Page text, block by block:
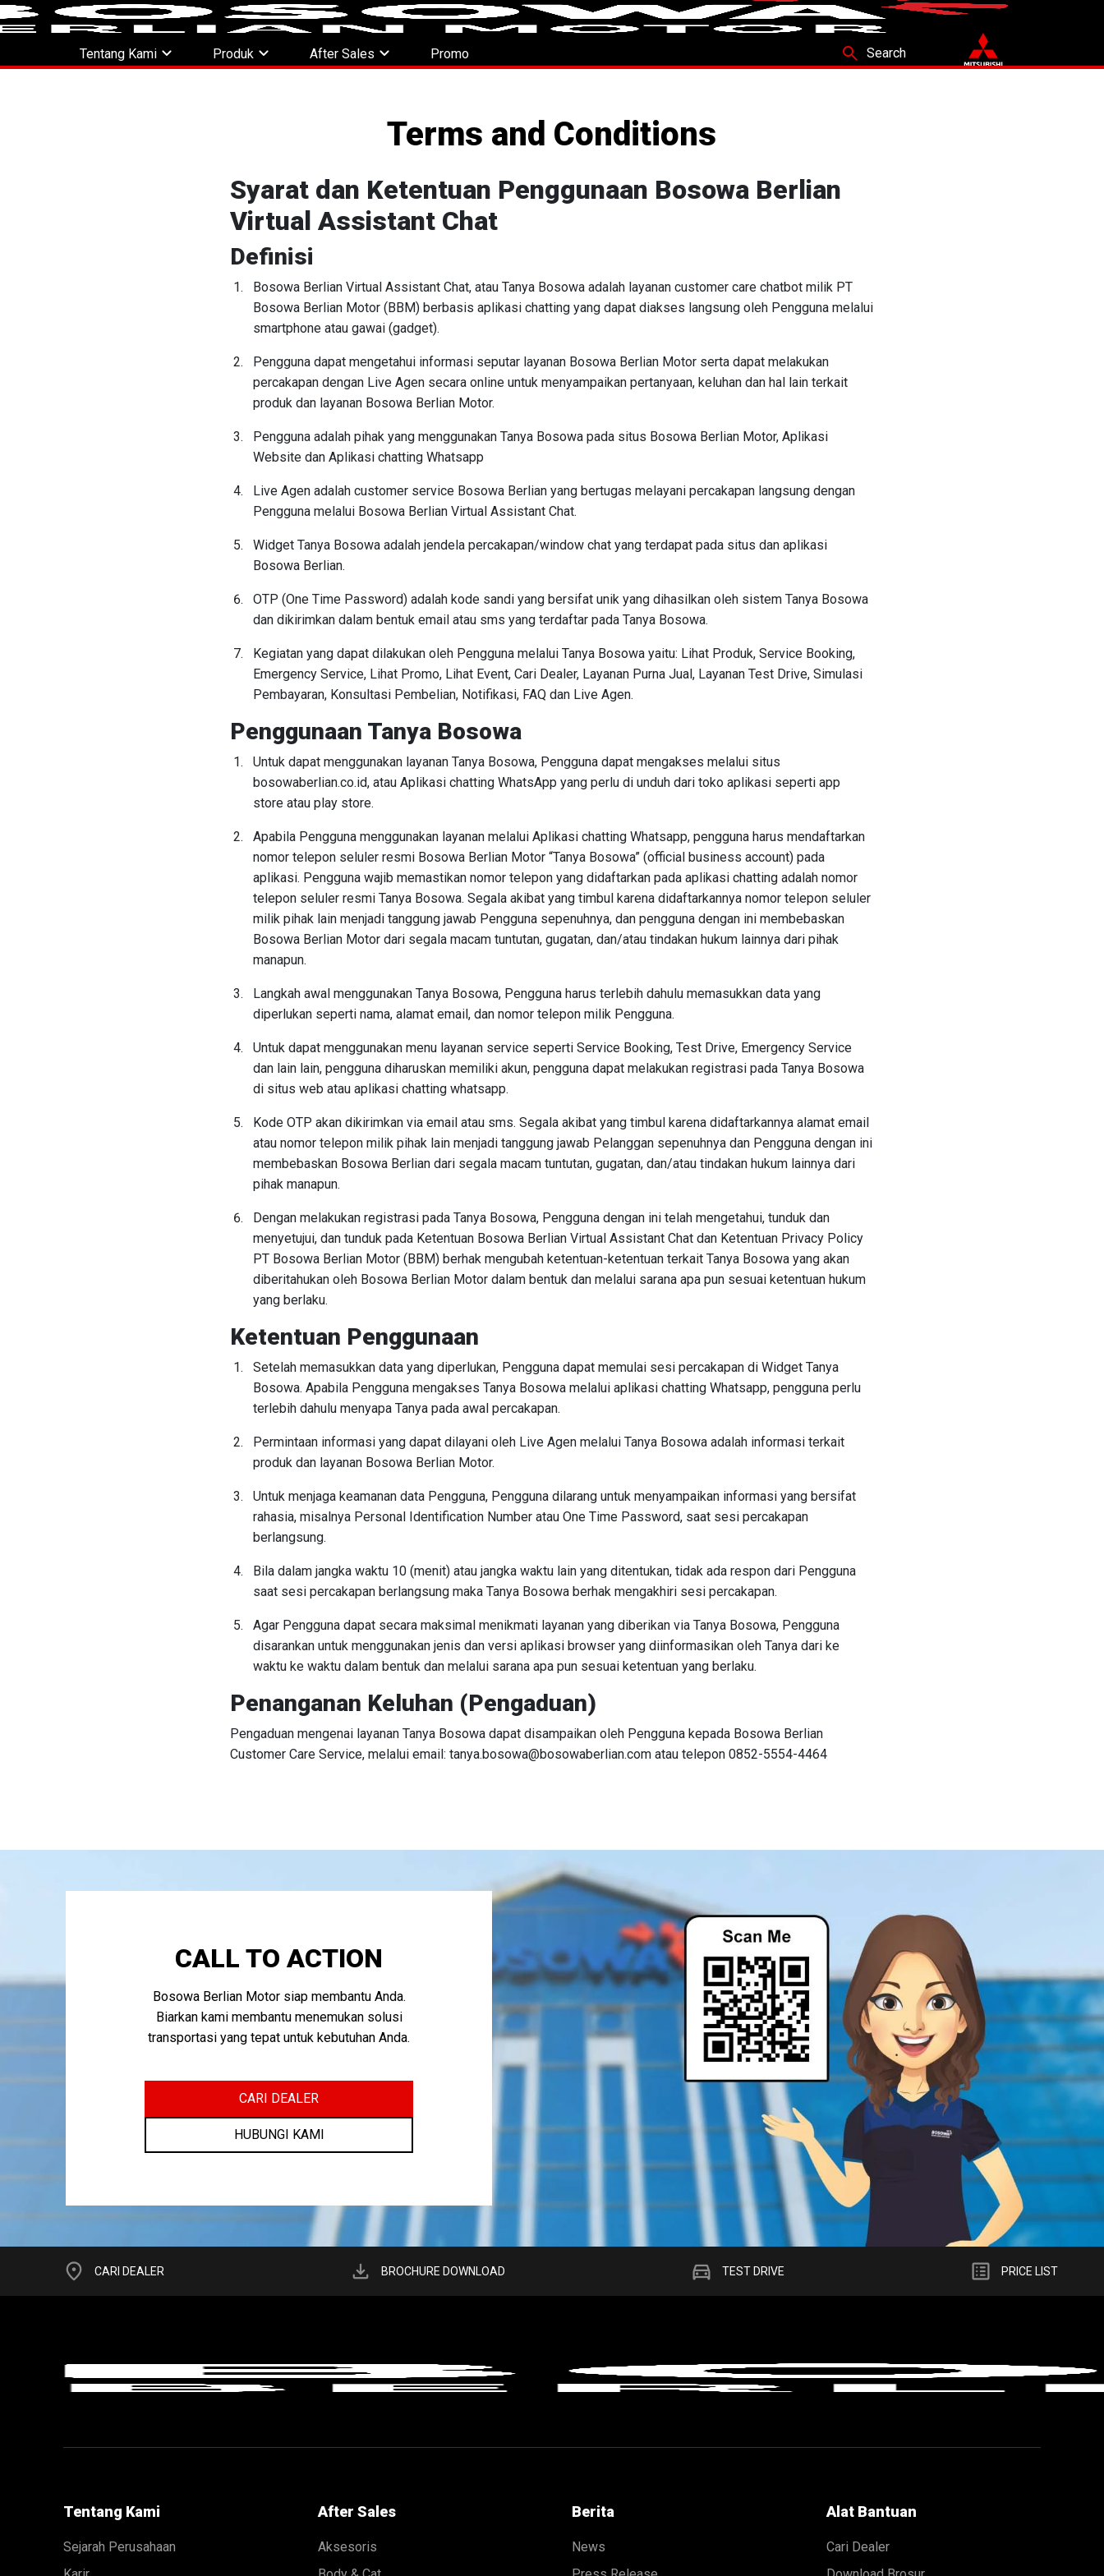
Tentang Kami expand_more Produk expand_more After Sales expand_more Promo search Search
Terms and Conditions
Syarat dan Ketentuan Penggunaan Bosowa Berlian
Virtual Assistant Chat
Definisi
Bosowa Berlian Virtual Assistant Chat, atau Tanya Bosowa adalah layanan customer care chatbot milik PT
Bosowa Berlian Motor (BBM) berbasis aplikasi chatting yang dapat diakses langsung oleh Pengguna melalui
smartphone atau gawai (gadget).
Pengguna dapat mengetahui informasi seputar layanan Bosowa Berlian Motor serta dapat melakukan
percakapan dengan Live Agen secara online untuk menyampaikan pertanyaan, keluhan dan hal lain terkait
produk dan layanan Bosowa Berlian Motor.
Pengguna adalah pihak yang menggunakan Tanya Bosowa pada situs Bosowa Berlian Motor, Aplikasi
Website dan Aplikasi chatting Whatsapp
Live Agen adalah customer service Bosowa Berlian yang bertugas melayani percakapan langsung dengan
Pengguna melalui Bosowa Berlian Virtual Assistant Chat.
Widget Tanya Bosowa adalah jendela percakapan/window chat yang terdapat pada situs dan aplikasi
Bosowa Berlian.
OTP (One Time Password) adalah kode sandi yang bersifat unik yang dihasilkan oleh sistem Tanya Bosowa
dan dikirimkan dalam bentuk email atau sms yang terdaftar pada Tanya Bosowa.
Kegiatan yang dapat dilakukan oleh Pengguna melalui Tanya Bosowa yaitu: Lihat Produk, Service Booking,
Emergency Service, Lihat Promo, Lihat Event, Cari Dealer, Layanan Purna Jual, Layanan Test Drive, Simulasi
Pembayaran, Konsultasi Pembelian, Notifikasi, FAQ dan Live Agen.
Penggunaan Tanya Bosowa
Untuk dapat menggunakan layanan Tanya Bosowa, Pengguna dapat mengakses melalui situs
bosowaberlian.co.id, atau Aplikasi chatting WhatsApp yang perlu di unduh dari toko aplikasi seperti app
store atau play store.
Apabila Pengguna menggunakan layanan melalui Aplikasi chatting Whatsapp, pengguna harus mendaftarkan
nomor telepon seluler resmi Bosowa Berlian Motor “Tanya Bosowa” (official business account) pada
aplikasi. Pengguna wajib memastikan nomor telepon yang didaftarkan pada aplikasi chatting adalah nomor
telepon seluler resmi Tanya Bosowa. Segala akibat yang timbul karena didaftarkannya nomor telepon seluler
milik pihak lain menjadi tanggung jawab Pengguna sepenuhnya, dan pengguna dengan ini membebaskan
Bosowa Berlian Motor dari segala macam tuntutan, gugatan, dan/atau tindakan hukum lainnya dari pihak
manapun.
Langkah awal menggunakan Tanya Bosowa, Pengguna harus terlebih dahulu memasukkan data yang
diperlukan seperti nama, alamat email, dan nomor telepon milik Pengguna.
Untuk dapat menggunakan menu layanan service seperti Service Booking, Test Drive, Emergency Service
dan lain lain, pengguna diharuskan memiliki akun, pengguna dapat melakukan registrasi pada Tanya Bosowa
di situs web atau aplikasi chatting whatsapp.
Kode OTP akan dikirimkan via email atau sms. Segala akibat yang timbul karena didaftarkannya alamat email
atau nomor telepon milik pihak lain menjadi tanggung jawab Pelanggan sepenuhnya dan Pengguna dengan ini
membebaskan Bosowa Berlian dari segala macam tuntutan, gugatan, dan/atau tindakan hukum lainnya dari
pihak manapun.
Dengan melakukan registrasi pada Tanya Bosowa, Pengguna dengan ini telah mengetahui, tunduk dan
menyetujui, dan tunduk pada Ketentuan Bosowa Berlian Virtual Assistant Chat dan Ketentuan Privacy Policy
PT Bosowa Berlian Motor (BBM) berhak mengubah ketentuan-ketentuan terkait Tanya Bosowa yang akan
diberitahukan oleh Bosowa Berlian Motor dalam bentuk dan melalui sarana apa pun sesuai ketentuan hukum
yang berlaku.
Ketentuan Penggunaan
Setelah memasukkan data yang diperlukan, Pengguna dapat memulai sesi percakapan di Widget Tanya
Bosowa. Apabila Pengguna mengakses Tanya Bosowa melalui aplikasi chatting Whatsapp, pengguna perlu
terlebih dahulu menyapa Tanya pada awal percakapan.
Permintaan informasi yang dapat dilayani oleh Live Agen melalui Tanya Bosowa adalah informasi terkait
produk dan layanan Bosowa Berlian Motor.
Untuk menjaga keamanan data Pengguna, Pengguna dilarang untuk menyampaikan informasi yang bersifat
rahasia, misalnya Personal Identification Number atau One Time Password, saat sesi percakapan
berlangsung.
Bila dalam jangka waktu 10 (menit) atau jangka waktu lain yang ditentukan, tidak ada respon dari Pengguna
saat sesi percakapan berlangsung maka Tanya Bosowa berhak mengakhiri sesi percakapan.
Agar Pengguna dapat secara maksimal menikmati layanan yang diberikan via Tanya Bosowa, Pengguna
disarankan untuk menggunakan jenis dan versi aplikasi browser yang diinformasikan oleh Tanya dari ke
waktu ke waktu dalam bentuk dan melalui sarana apa pun sesuai ketentuan yang berlaku.
Penanganan Keluhan (Pengaduan)
Pengaduan mengenai layanan Tanya Bosowa dapat disampaikan oleh Pengguna kepada Bosowa Berlian
Customer Care Service, melalui email: tanya.bosowa@bosowaberlian.com atau telepon 0852-5554-4464
CALL TO ACTION
Bosowa Berlian Motor siap membantu Anda.
Biarkan kami membantu menemukan solusi
transportasi yang tepat untuk kebutuhan Anda.
CARI DEALER
HUBUNGI KAMI
location_on CARI DEALER download BROCHURE DOWNLOAD directions_car TEST DRIVE list_alt PRICE LIST
Tentang Kami
Sejarah Perusahaan
After Sales
Aksesoris
Berita
News
Alat Bantuan
Cari Dealer